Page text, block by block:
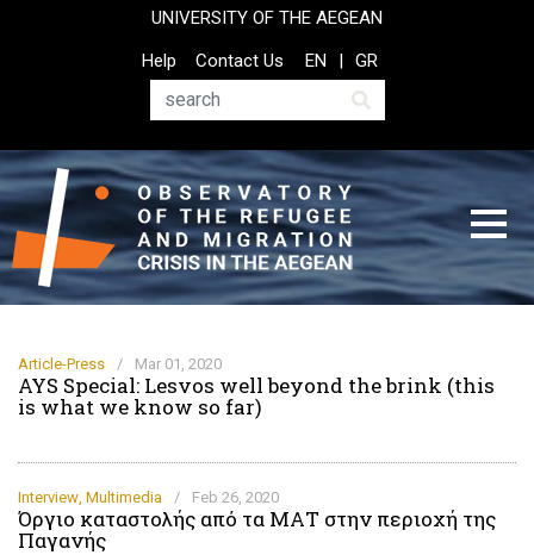
UNIVERSITY OF THE AEGEAN
Top
Header
Help
Contact Us
Search
EN GR
Article-Press / Mar 01, 2020
AYS Special: Lesvos well beyond the brink (this
is what we know so far)
Interview, Multimedia / Feb 26, 2020
Όργιο καταστολής από τα ΜΑΤ στην περιοχή της
Παγανής